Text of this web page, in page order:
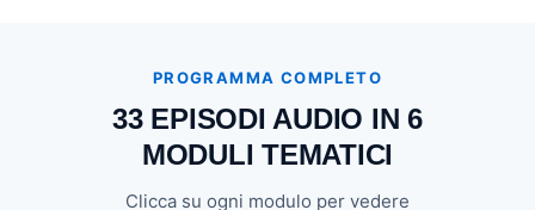
PROGRAMMA COMPLETO
33 EPISODI AUDIO IN 6
MODULI TEMATICI
Clicca su ogni modulo per vedere